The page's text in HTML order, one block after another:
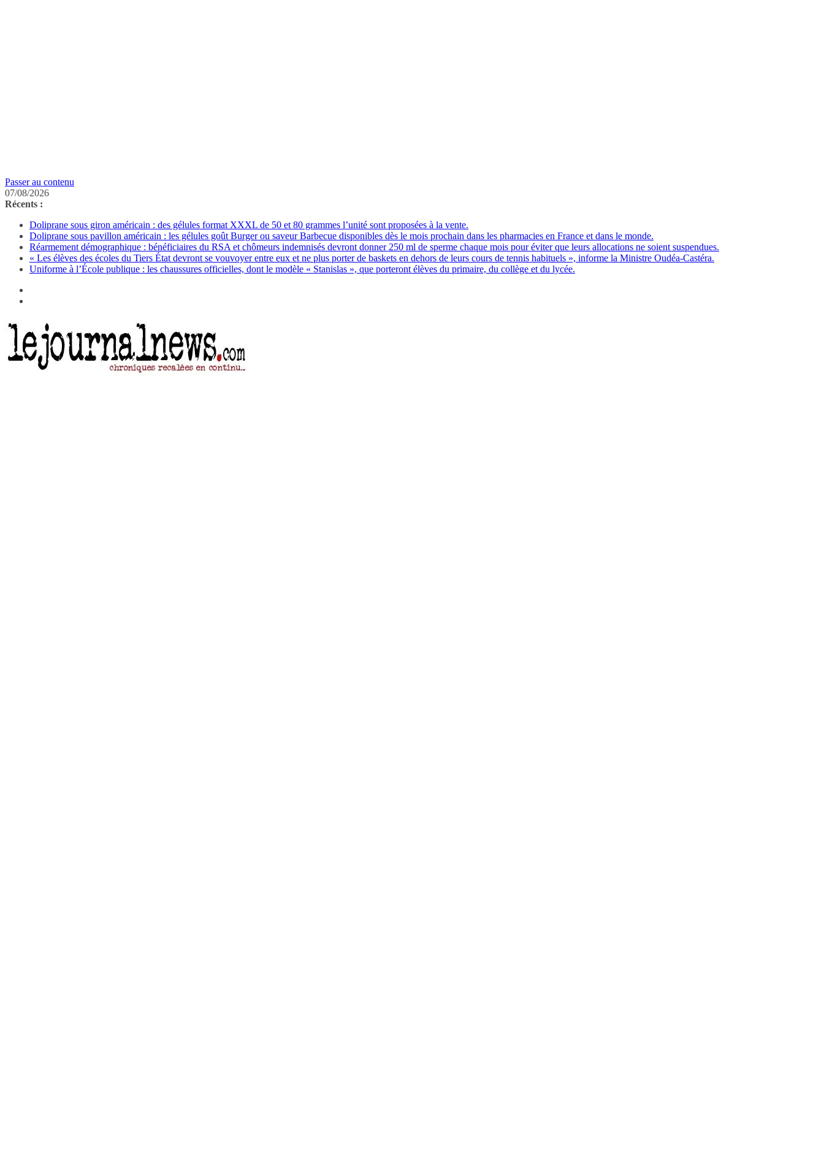
Passer au contenu
07/08/2026
Récents :
Doliprane sous giron américain : des gélules format XXXL de 50 et 80 grammes l’unité sont proposées à la vente.
Doliprane sous pavillon américain : les gélules goût Burger ou saveur Barbecue disponibles dès le mois prochain dans les pharmacies en France et dans le monde.
Réarmement démographique : bénéficiaires du RSA et chômeurs indemnisés devront donner 250 ml de sperme chaque mois pour éviter que leurs allocations ne soient suspendues.
« Les élèves des écoles du Tiers État devront se vouvoyer entre eux et ne plus porter de baskets en dehors de leurs cours de tennis habituels », informe la Ministre Oudéa-Castéra.
Uniforme à l’École publique : les chaussures officielles, dont le modèle « Stanislas », que porteront élèves du primaire, du collège et du lycée.